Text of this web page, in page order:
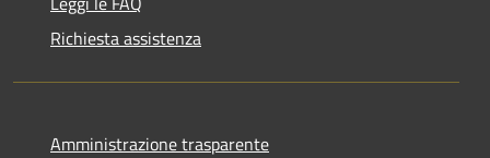
Richiesta assistenza
Amministrazione trasparente